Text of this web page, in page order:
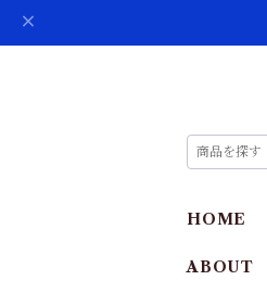
HOME
ABOUT